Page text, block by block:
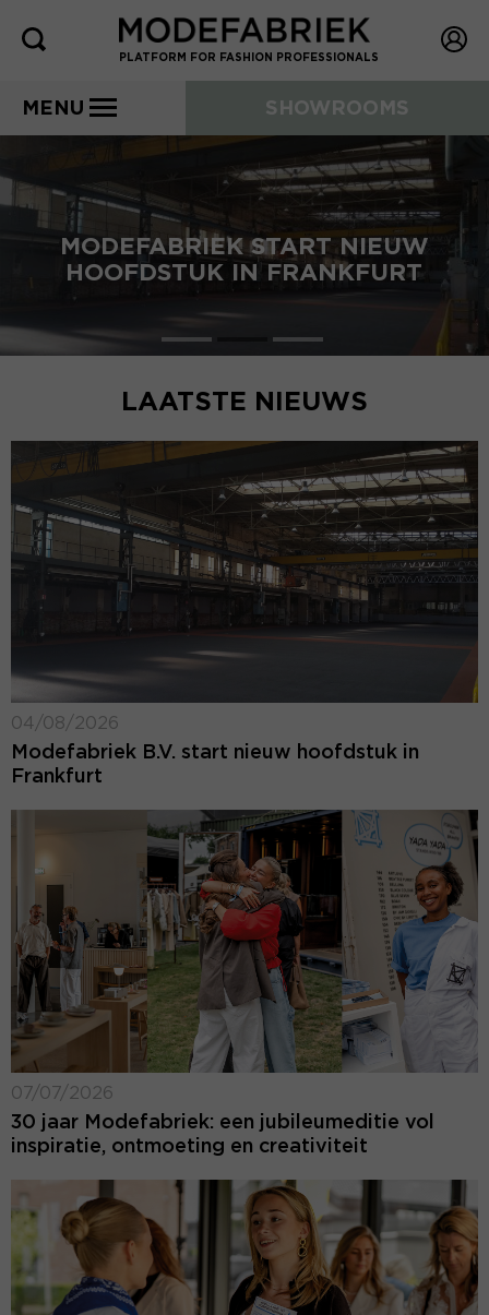
PLATFORM FOR FASHION PROFESSIONALS
MENU SHOWROOMS
MODEFABRIEK START NIEUW
HOOFDSTUK IN FRANKFURT
LAATSTE NIEUWS
04/08/2026
Modefabriek B.V. start nieuw hoofdstuk in
Frankfurt
07/07/2026
30 jaar Modefabriek: een jubileumeditie vol
inspiratie, ontmoeting en creativiteit